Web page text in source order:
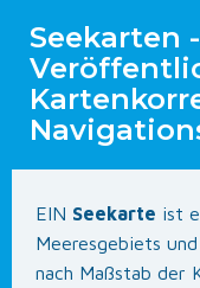
Seekarten
EIN Seekarte ist
Meeresgebiets
nach Maßstab der